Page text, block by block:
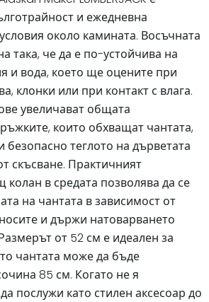
и ежедневна
около камината. Восъчната
така, че да е по-устойчива на
и вода, което ще оцените при
клонки или при контакт с влага.
увеличават общата
които обхващат чантата,
безопасно теглото на дърветата
скъсване. Практичният
колан в средата позволява да се
на чантата в зависимост от
и държи натоварването
от 52 см е идеален за
чантата може да бъде
85 см. Когато не я
послужи като стилен аксесоар до